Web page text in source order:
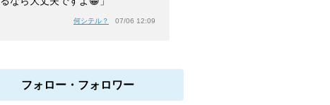
何シテル？ 07/06 12:09
フォロー・フォロワー